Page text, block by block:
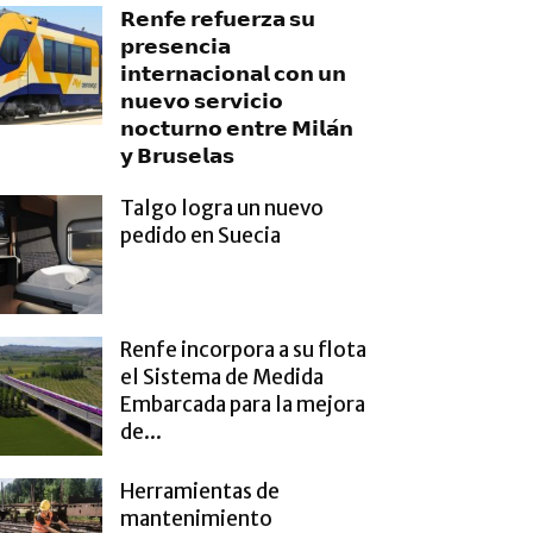
𝗥𝗲𝗻𝗳𝗲 𝗿𝗲𝗳𝘂𝗲𝗿𝘇𝗮 𝘀𝘂
𝗽𝗿𝗲𝘀𝗲𝗻𝗰𝗶𝗮
𝗶𝗻𝘁𝗲𝗿𝗻𝗮𝗰𝗶𝗼𝗻𝗮𝗹 𝗰𝗼𝗻 𝘂𝗻
𝗻𝘂𝗲𝘃𝗼 𝘀𝗲𝗿𝘃𝗶𝗰𝗶𝗼
𝗻𝗼𝗰𝘁𝘂𝗿𝗻𝗼 𝗲𝗻𝘁𝗿𝗲 𝗠𝗶𝗹𝗮́𝗻
𝘆 𝗕𝗿𝘂𝘀𝗲𝗹𝗮𝘀
Talgo logra un nuevo
pedido en Suecia
Renfe incorpora a su flota
el Sistema de Medida
Embarcada para la mejora
de...
Herramientas de
mantenimiento